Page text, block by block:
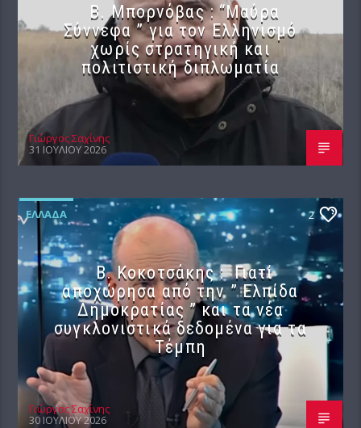
B. Μπορνόβας : “Μαύρα
Σύννεφα ” για τον Ελληνισμό
χωρίς στρατηγική και
πολιτιστική διπλωματία
Γιώργος Σαχίνης
31 ΙΟΥΛΊΟΥ 2026
ΕΛΛΆΔΑ 2
Β. Κοκοτσάκης : Γιατί
αποχώρησα από την ” Ελπίδα
Δημοκρατίας ” και τα νέα
συγκλονιστικά δεδομένα για τα
Τέμπη
Γιώργος Σαχίνης
30 ΙΟΥΛΊΟΥ 2026